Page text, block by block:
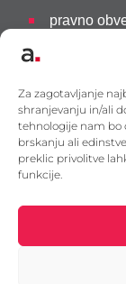
Za zagotavljanje
shranjevanju in/ali
tehnologije nam bo
brskanju ali
preklic privolitve
funkcije.
pravno
kodeks
ISO